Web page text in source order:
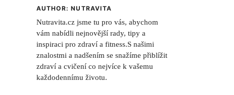
AUTHOR: NUTRAVITA
Nutravita.cz jsme tu pro vás, abychom
vám nabídli nejnovější rady, tipy a
inspiraci pro zdraví a fitness.S našimi
znalostmi a nadšením se snažíme přiblížit
zdraví a cvičení co nejvíce k vašemu
každodennímu životu.